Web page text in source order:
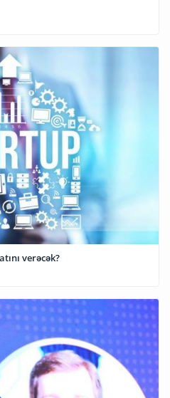
verəcək?